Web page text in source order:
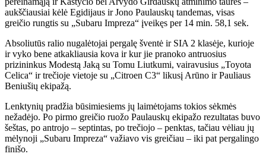
aukščiausiai kėlė Egidijaus ir Jono Paulauskų tandemas, visas
greičio rungtis su „Subaru Impreza“ įveikęs per 14 min. 58,1 sek.
Absoliutūs ralio nugalėtojai pergalę šventė ir SIA 2 klasėje, kurioje
ir vyko bene atkakliausia kova ir kur jie pranoko antruosius
prizininkus Modestą Jaką su Tomu Liutkumi, vairavusius „Toyota
Celica“ ir trečioje vietoje su „Citroen C3“ likusį Arūno ir Pauliaus
Beniušių ekipažą.
Lenktynių pradžia būsimiesiems jų laimėtojams tokios sėkmės
nežadėjo. Po pirmo greičio ruožo Paulauskų ekipažo rezultatas buvo
šeštas, po antrojo – septintas, po trečiojo – penktas, tačiau vėliau jų
mėlynoji „Subaru Impreza“ važiavo vis greičiau – iki pat pergalingo
finišo.